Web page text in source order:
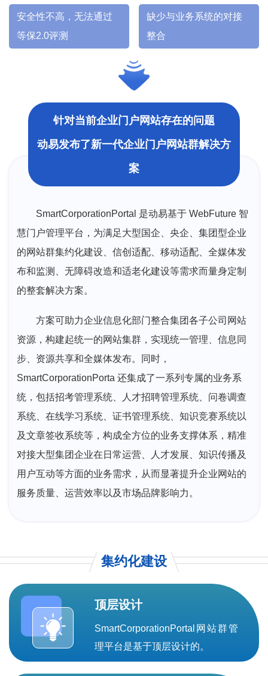
安全性不高，无法通过
等保2.0评测
缺少与业务系统的对接
整合
针对当前企业门户网站存在的问题
动易发布了新一代企业门户网站群解决方
案
SmartCorporationPortal 是动易基于 WebFuture 智
慧门户管理平台，为满足大型国企、央企、集团型企业
的网站群集约化建设、信创适配、移动适配、全媒体发
布和监测、无障碍改造和适老化建设等需求而量身定制
的整套解决方案。
方案可助力企业信息化部门整合集团各子公司网站
资源，构建起统一的网站集群，实现统一管理、信息同
步、资源共享和全媒体发布。同时，
SmartCorporationPorta 还集成了一系列专属的业务系
统，包括招考管理系统、人才招聘管理系统、问卷调查
系统、在线学习系统、证书管理系统、知识竞赛系统以
及文章签收系统等，构成全方位的业务支撑体系，精准
对接大型集团企业在日常运营、人才发展、知识传播及
用户互动等方面的业务需求，从而显著提升企业网站的
服务质量、运营效率以及市场品牌影响力。
集约化建设
顶层设计
SmartCorporationPortal网站群管
理平台是基于顶层设计的。